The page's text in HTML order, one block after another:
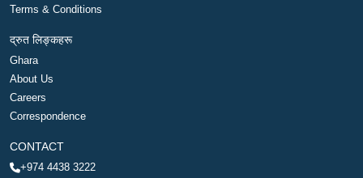
Terms & Conditions
द्रुत लिङ्कहरू
Ghara
About Us
Careers
Correspondence
CONTACT
+974 4438 3222